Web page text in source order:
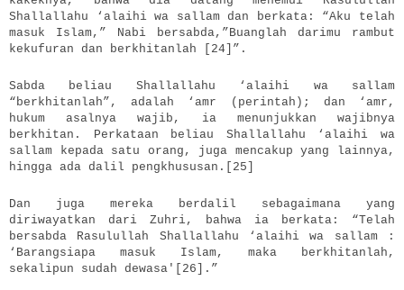
Shallallahu ‘alaihi wa sallam dan berkata: “Aku telah
masuk Islam,” Nabi bersabda,”Buanglah darimu rambut
kekufuran dan berkhitanlah [24]”.
Sabda beliau Shallallahu ‘alaihi wa sallam
“berkhitanlah”, adalah ‘amr (perintah); dan ‘amr,
hukum asalnya wajib, ia menunjukkan wajibnya
berkhitan. Perkataan beliau Shallallahu ‘alaihi wa
sallam kepada satu orang, juga mencakup yang lainnya,
hingga ada dalil pengkhususan.[25]
Dan juga mereka berdalil sebagaimana yang
diriwayatkan dari Zuhri, bahwa ia berkata: “Telah
bersabda Rasulullah Shallallahu ‘alaihi wa sallam :
‘Barangsiapa masuk Islam, maka berkhitanlah,
sekalipun sudah dewasa'[26].”